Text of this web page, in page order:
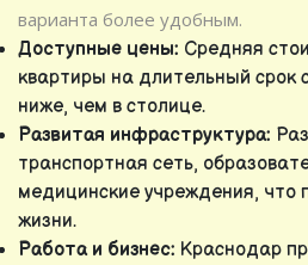
варианта более удобным.
Доступные цены: Средняя
квартиры на длительный срок
ниже, чем в столице.
Развитая инфраструктура:
транспортная сеть,
медицинские учреждения, что
жизни.
Работа и бизнес: Краснодар